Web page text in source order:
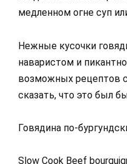
медленном огне суп
Нежные кусочки
наваристом и
возможных рецептов
сказать, что это был
Говядина по-
Slow Cook Beef